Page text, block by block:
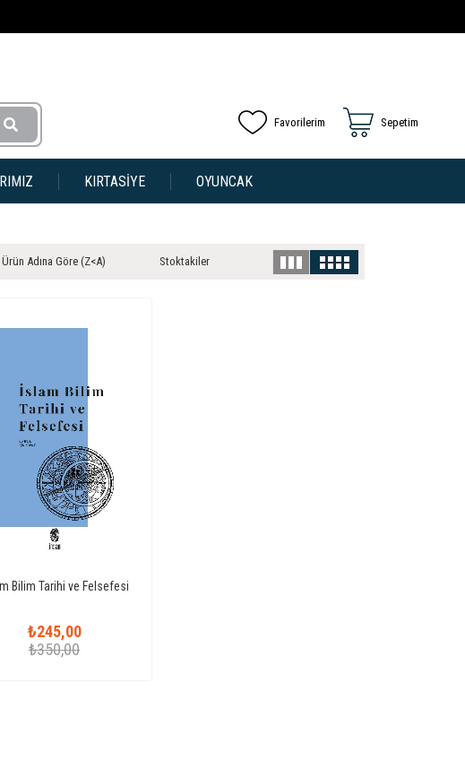
KIRTASİYE OYUNCAK
Sepetim
Favorilerim
Ürün Adına Göre (Z<A) Stoktakiler
Bilim Tarihi ve Felsefesi
₺245,00
₺350,00